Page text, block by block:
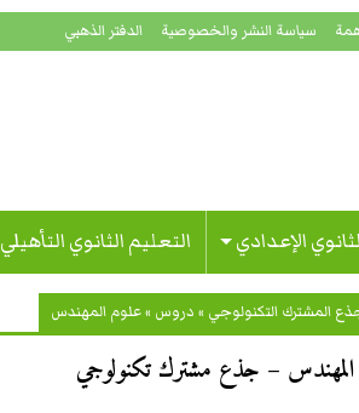
سياسة النشر والخصوصية الدفتر الذهبي
الإعدادي التعليم الثانوي التأهيلي
المشترك التكنولوجي » دروس »علوم المهندس